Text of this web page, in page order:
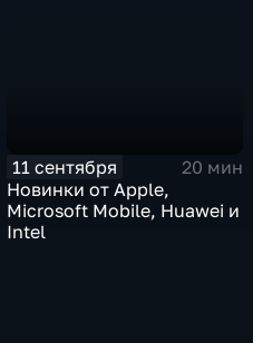
11 сентября
20 мин
Новинки от Apple,
Microsoft Mobile, Huawei и
Intel